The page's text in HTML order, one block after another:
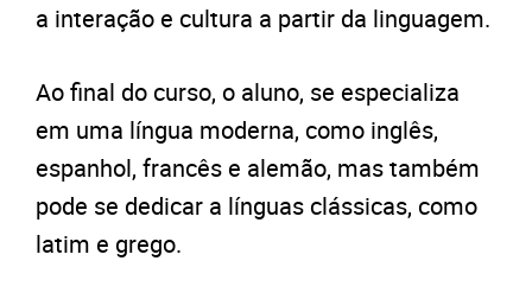
a interação e cultura a partir da linguagem.
Ao final do curso, o aluno, se especializa
em uma língua moderna, como inglês,
espanhol, francês e alemão, mas também
pode se dedicar a línguas clássicas, como
latim e grego.